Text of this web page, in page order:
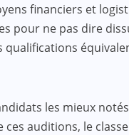
financiers et
pour ne pas dire
qualifications
les mieux
auditions, le